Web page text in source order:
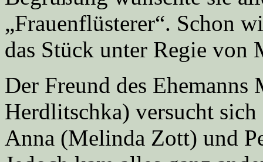
„Frauenflüsterer“. Schon
das Stück unter Regie
Der Freund des Ehemanns
Herdlitschka) versucht sich
Anna (Melinda Zott) und